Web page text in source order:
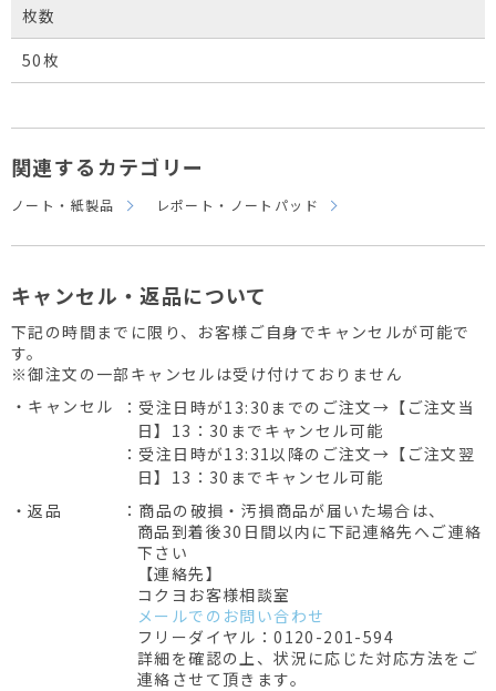
枚数
50枚
関連するカテゴリー
ノート・紙製品 レポート・ノートパッド
キャンセル・返品について
下記の時間までに限り、お客様ご自身でキャンセルが可能で
す。
※御注文の一部キャンセルは受け付けておりません
・キャンセル
：受注日時が13:30までのご注文→【ご注文当
日】13：30までキャンセル可能
：受注日時が13:31以降のご注文→【ご注文翌
日】13：30までキャンセル可能
・返品
：商品の破損・汚損商品が届いた場合は、
商品到着後30日間以内に下記連絡先へご連絡
下さい
【連絡先】
コクヨお客様相談室
メールでのお問い合わせ
フリーダイヤル：0120-201-594
詳細を確認の上、状況に応じた対応方法をご
連絡させて頂きます。